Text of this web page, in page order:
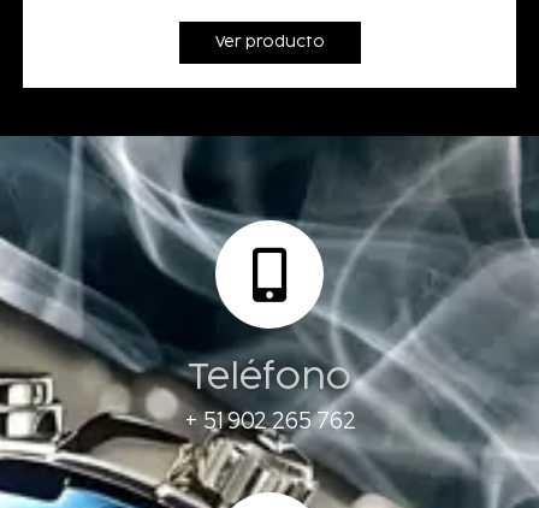
Ver producto
Teléfono
+ 51 902 265 762